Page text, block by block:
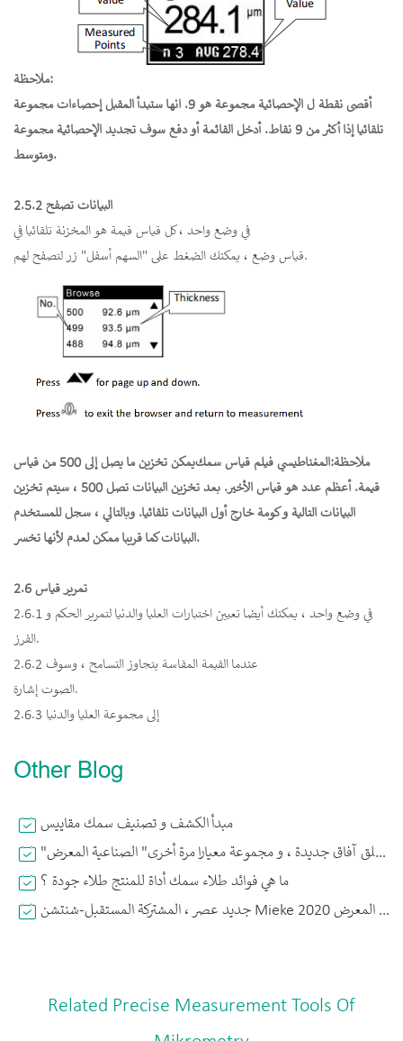
ملاحظة:
أقصى نقطة ل الإحصائية مجموعة هو 9. انها ستبدأ المقبل إحصاءات مجموعة
تلقائيا إذا أكثر من 9 نقاط. أدخل القائمة أو دفع سوف تجديد الإحصائية مجموعة
ومتوسط.
2.5.2 البيانات تصفح
في وضع واحد ، كل قياس قيمة هو المخزنة تلقائيا في
قياس وضع ، يمكنك الضغط على "السهم أسفل" زر لتصفح لهم.
ملاحظة:المغناطيسي فيلم قياس سمك
يمكن تخزين ما يصل إلى 500 من قياس
قيمة. أعظم عدد هو قياس الأخير. بعد تخزين البيانات تصل 500 ، سيتم تخزين
البيانات التالية و كومة خارج أول البيانات تلقائيا. وبالتالي ، سجل للمستخدم
البيانات كما قريبا ممكن لعدم لأنها تخسر.
2.6 تمرير قياس
2.6.1 في وضع واحد ، يمكنك أيضا تعيين اختبارات العليا والدنيا لتمرير الحكم و
الفرز.
2.6.2 عندما القيمة المقاسة يتجاوز التسامح ، وسوف
الصوت إشارة.
2.6.3 إلى مجموعة العليا والدنيا
Other Blog
مبدأ الكشف و تصنيف سمك مقاييس
"الذهاب ضد الرياح ، خلق آفاق جديدة ، و مجموعة معيارا مرة أخرى" الصناعية المعرض
ما هي فوائد طلاء سمك أداة للمنتج طلاء جودة ؟
جديد عصر ، المشتركة المستقبل-شنتشن Mieke مايكرو قياس الدقة أداة مدعو للمشاركة في الثالث الصين الدولية استيراد المعرض 2020
Related Precise Measurement Tools Of